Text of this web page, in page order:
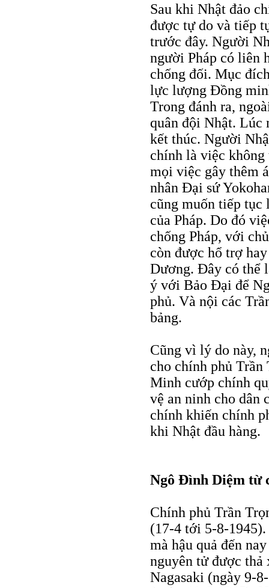
Sau khi Nhật đảo
được tự do và tiếp
trước đây. Người
người Pháp có liên
chống đối. Mục
lực lượng Đồng
Trong đánh ra,
quân đội Nhật. Lúc
kết thúc. Người
chính là việc
mọi việc gây thêm
nhân Đại sứ
cũng muốn tiếp tục
của Pháp. Do đó
chống Pháp, với
còn được hổ trợ
Dương. Đây có thể
ý với Bảo Đại để
phủ. Và nội các
bảng.
Cũng vì lý do này,
cho chính phủ
Minh cướp chính
vệ an ninh cho dân
chính khiến chính
khi Nhật đầu hàng.
Ngô Đình Diệm từ
Chính phủ Trần
(17-4 tới 5-8-
mà hậu quả đến
nguyên tử được thả
Nagasaki (ngày 9-